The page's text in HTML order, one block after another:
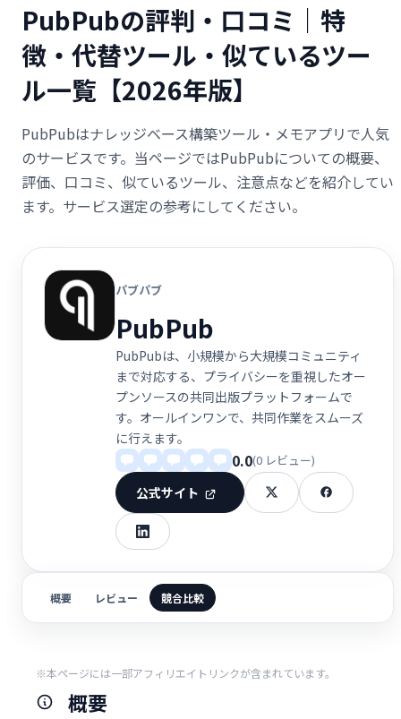
PubPubの評判・口コミ｜特
徴・代替ツール・似ているツー
ル一覧【2026年版】
PubPubはナレッジベース構築ツール・メモアプリで人気
のサービスです。当ページではPubPubについての概要、
評価、口コミ、似ているツール、注意点などを紹介してい
ます。サービス選定の参考にしてください。
パブパブ
PubPub
PubPubは、小規模から大規模コミュニティ
まで対応する、プライバシーを重視したオー
プンソースの共同出版プラットフォームで
す。オールインワンで、共同作業をスムーズ
に行えます。
0.0(0 レビュー)
公式サイト
概要 レビュー 競合比較
※本ページには一部アフィリエイトリンクが含まれています。
概要